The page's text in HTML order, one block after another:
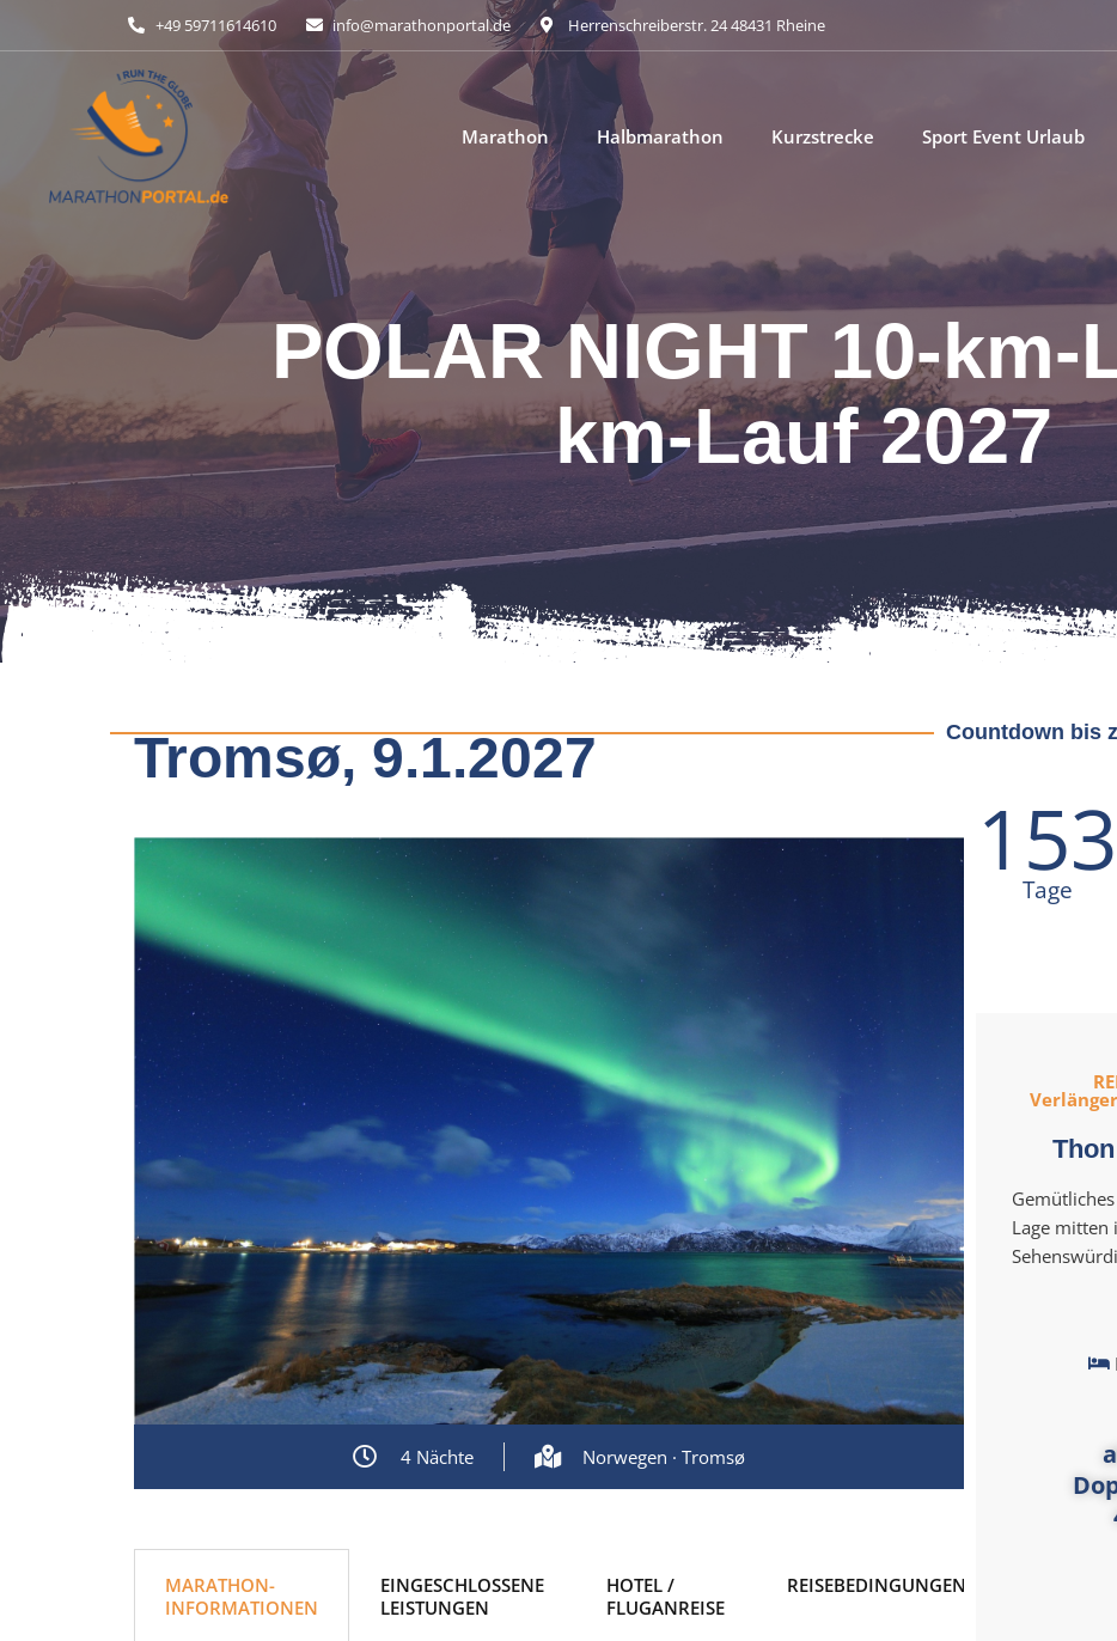
+49 59711614610 info@marathonportal.de Herrenschreiberstr. 24 48431 Rheine
Marathon Halbmarathon Kurzstrecke Sport Event Urlaub
POLAR NIGHT 10-km-
km-Lauf 2027
Countdown bis
Tromsø, 9.1.2027
4 Nächte Norwegen · Tromsø
MARATHON-
INFORMATIONEN
EINGESCHLOSSENE
LEISTUNGEN
HOTEL /
FLUGANREISE
REISEBEDINGUNGEN
153
Tage
Lage mitten